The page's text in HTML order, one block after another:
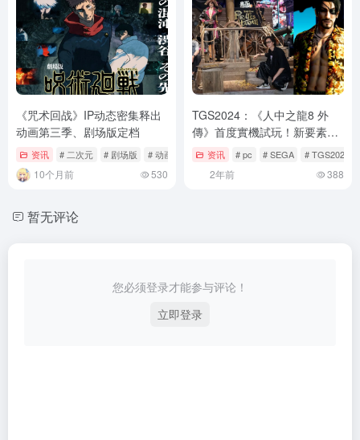
《咒术回战》IP动态密集释出
动画第三季、剧场版定档
资讯 # 二次元 # 剧场版 # 动画情报
10个月前 530
TGS2024：《人中之龍8 外
傳》首度實機試玩！新要素
「海盜」如何融入經典系列成
開發團隊最大挑戰
资讯 # pc # SEGA # TGS2024
2年前 388
暂无评论
您必须登录才能参与评论！
立即登录